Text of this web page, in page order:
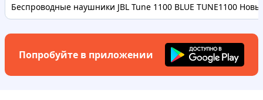
Беспроводные наушники JBL Tune 1100 BLUE TUNE1100
Попробуйте в приложении